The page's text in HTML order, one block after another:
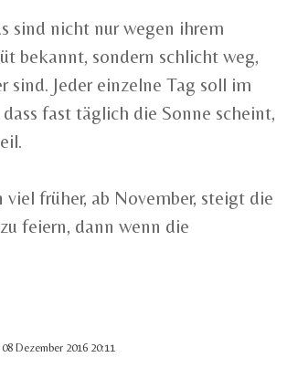
sind nicht nur wegen ihrem
bekannt, sondern schlicht weg,
sind. Jeder einzelne Tag soll im
fast täglich die Sonne scheint,
früher, ab November, steigt die
feiern, dann wenn die
Dezember 2016 20:11